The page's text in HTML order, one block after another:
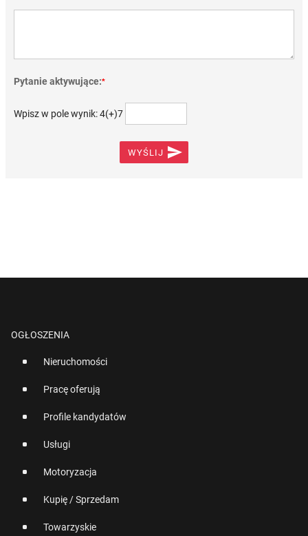
Pytanie aktywujące:*
Wpisz w pole wynik: 4(+)7
WYŚLIJ 
OGŁOSZENIA
Nieruchomości
Pracę oferują
Profile kandydatów
Usługi
Motoryzacja
Kupię / Sprzedam
Towarzyskie